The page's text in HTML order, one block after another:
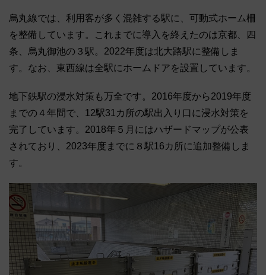
烏丸線では、利用客が多く混雑する駅に、可動式ホーム柵
を整備しています。これまでに導入を終えたのは京都、四
条、烏丸御池の３駅。2022年度は北大路駅に整備しま
す。なお、東西線は全駅にホームドアを設置しています。
地下鉄駅の浸水対策も万全です。2016年度から2019年度
までの４年間で、12駅31カ所の駅出入り口に浸水対策を
完了しています。2018年５月にはハザードマップが公表
されており、2023年度までに８駅16カ所に追加整備しま
す。